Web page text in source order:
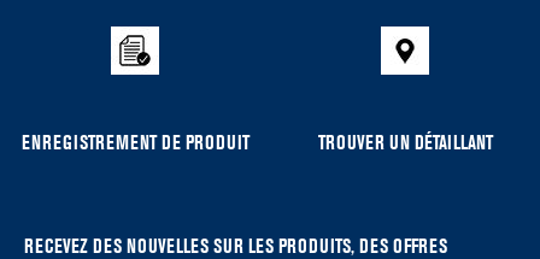
find
the
ENREGISTREMENT DE PRODUIT TROUVER UN DÉTAILLANT
RECEVEZ DES NOUVELLES SUR LES PRODUITS, DES OFFRES